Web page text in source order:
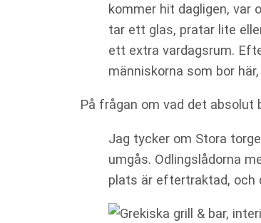
kommer hit dagligen, var
tar ett glas, pratar lite
ett extra vardagsrum.
människorna som bor
På frågan om vad det absolut
Jag tycker om Stora
umgås. Odlingslådorna
plats är eftertraktad, och